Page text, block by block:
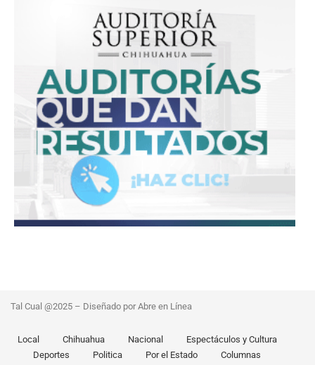
Tal Cual @2025 – Diseñado por Abre en Línea
Local Chihuahua Nacional
Espectáculos y Cultura
Deportes
Politica Por el Estado
Columnas